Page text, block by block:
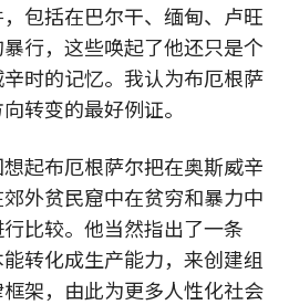
包括在巴尔干、缅甸、卢旺
行，这些唤起了他还只是个
时的记忆。我认为布厄根萨
转变的最好例证。
起布厄根萨尔把在奥斯威辛
外贫民窟中在贫穷和暴力中
比较。他当然指出了一条
转化成生产能力，来创建组
架，由此为更多人性化社会